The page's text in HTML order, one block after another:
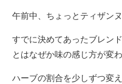
午前中、ちょっとティザンヌ
すでに決めてあったブレン
とはなぜか味の感じ方が変
ハーブの割合を少しずつ変